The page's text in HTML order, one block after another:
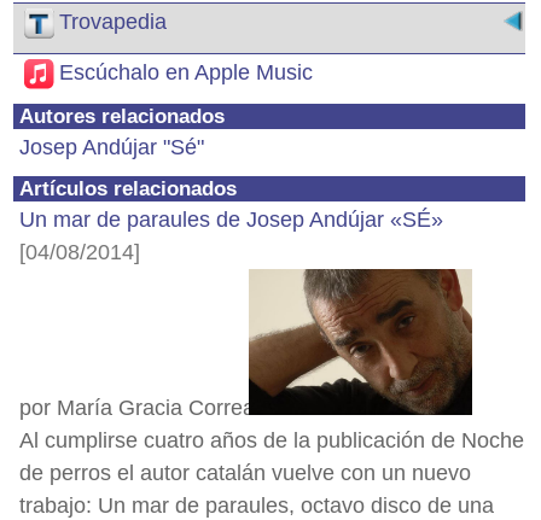
Trovapedia
Escúchalo en Apple Music
Autores relacionados
Josep Andújar "Sé"
Artículos relacionados
Un mar de paraules de Josep Andújar «SÉ»
[04/08/2014]
por María Gracia Correa
Al cumplirse cuatro años de la publicación de Noche
de perros el autor catalán vuelve con un nuevo
trabajo: Un mar de paraules, octavo disco de una